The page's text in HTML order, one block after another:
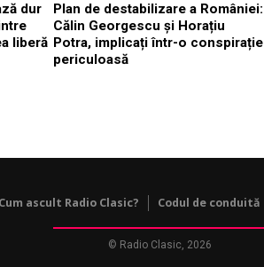
dur
liberă
Plan de destabilizare a României:
Călin Georgescu și Horațiu
Potra, implicați într-o conspirație
periculoasă
Cum ascult Radio Clasic? Codul de conduită
© Radio Clasic, 2026